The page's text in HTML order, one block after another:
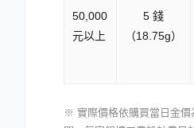
50,000
元以上
5 錢
（18.75g）
※ 實際價格依購買當日金價